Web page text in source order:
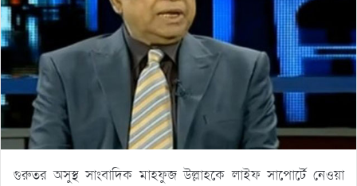
গুরুতর অসুস্থ সাংবাদিক মাহফুজ উল্লাহকে লাইফ সাপোর্টে নেওয়া